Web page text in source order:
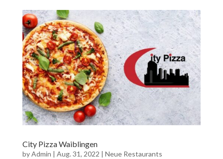
City Pizza Waiblingen
byAdmin | Aug. 31, 2022 | Neue Restaurants